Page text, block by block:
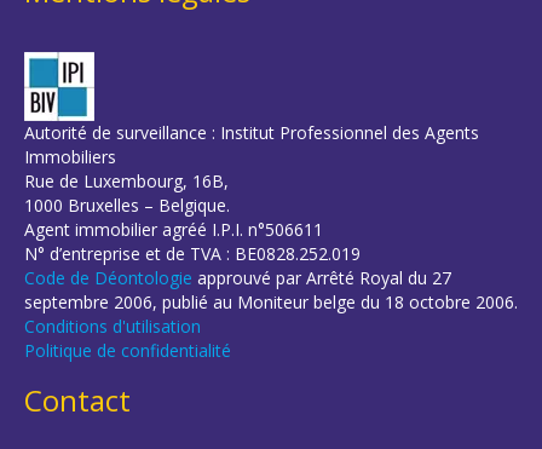
Autorité de surveillance : Institut Professionnel des Agents
Immobiliers
Rue de Luxembourg, 16B,
1000 Bruxelles – Belgique.
Agent immobilier agréé I.P.I. n°506611
N° d’entreprise et de TVA : BE0828.252.019
Code de Déontologie approuvé par Arrêté Royal du 27
septembre 2006, publié au Moniteur belge du 18 octobre 2006.
Conditions d'utilisation
Politique de confidentialité
Contact